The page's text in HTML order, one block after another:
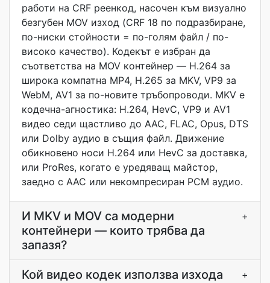
работи на CRF реенкод, насочен към визуално
безгубен MOV изход (CRF 18 по подразбиране,
по-ниски стойности = по-голям файл / по-
високо качество). Кодекът е избран да
съответства на MOV контейнер — H.264 за
широка компатна MP4, H.265 за MKV, VP9 за
WebM, AV1 за по-новите тръбопроводи. MKV е
кодечна-агностика: H.264, HevC, VP9 и AV1
видео седи щастливо до AAC, FLAC, Opus, DTS
или Dolby аудио в същия файл. Движение
обикновено носи H.264 или HevC за доставка,
или ProRes, когато е уредяващ майстор,
заедно с AAC или некомпресиран PCM аудио.
И MKV и MOV са модерни
контейнери — които трябва да
запазя?
+
Кой видео кодек използва изхода
+